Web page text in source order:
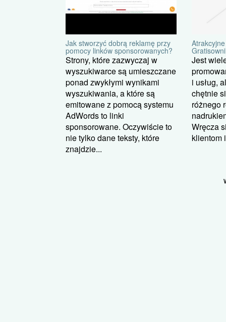
Jak stworzyć dobrą reklamę przy
pomocy linków sponsorowanych?
Strony, które zazwyczaj w
wyszukiwarce są umieszczane
ponad zwykłymi wynikami
wyszukiwania, a które są
emitowane z pomocą systemu
AdWords to linki
sponsorowane. Oczywiście to
nie tylko dane teksty, które
znajdzie...
Gratisowni
Jest
i usług,
chętnie
różnego
Wręcza
klientom